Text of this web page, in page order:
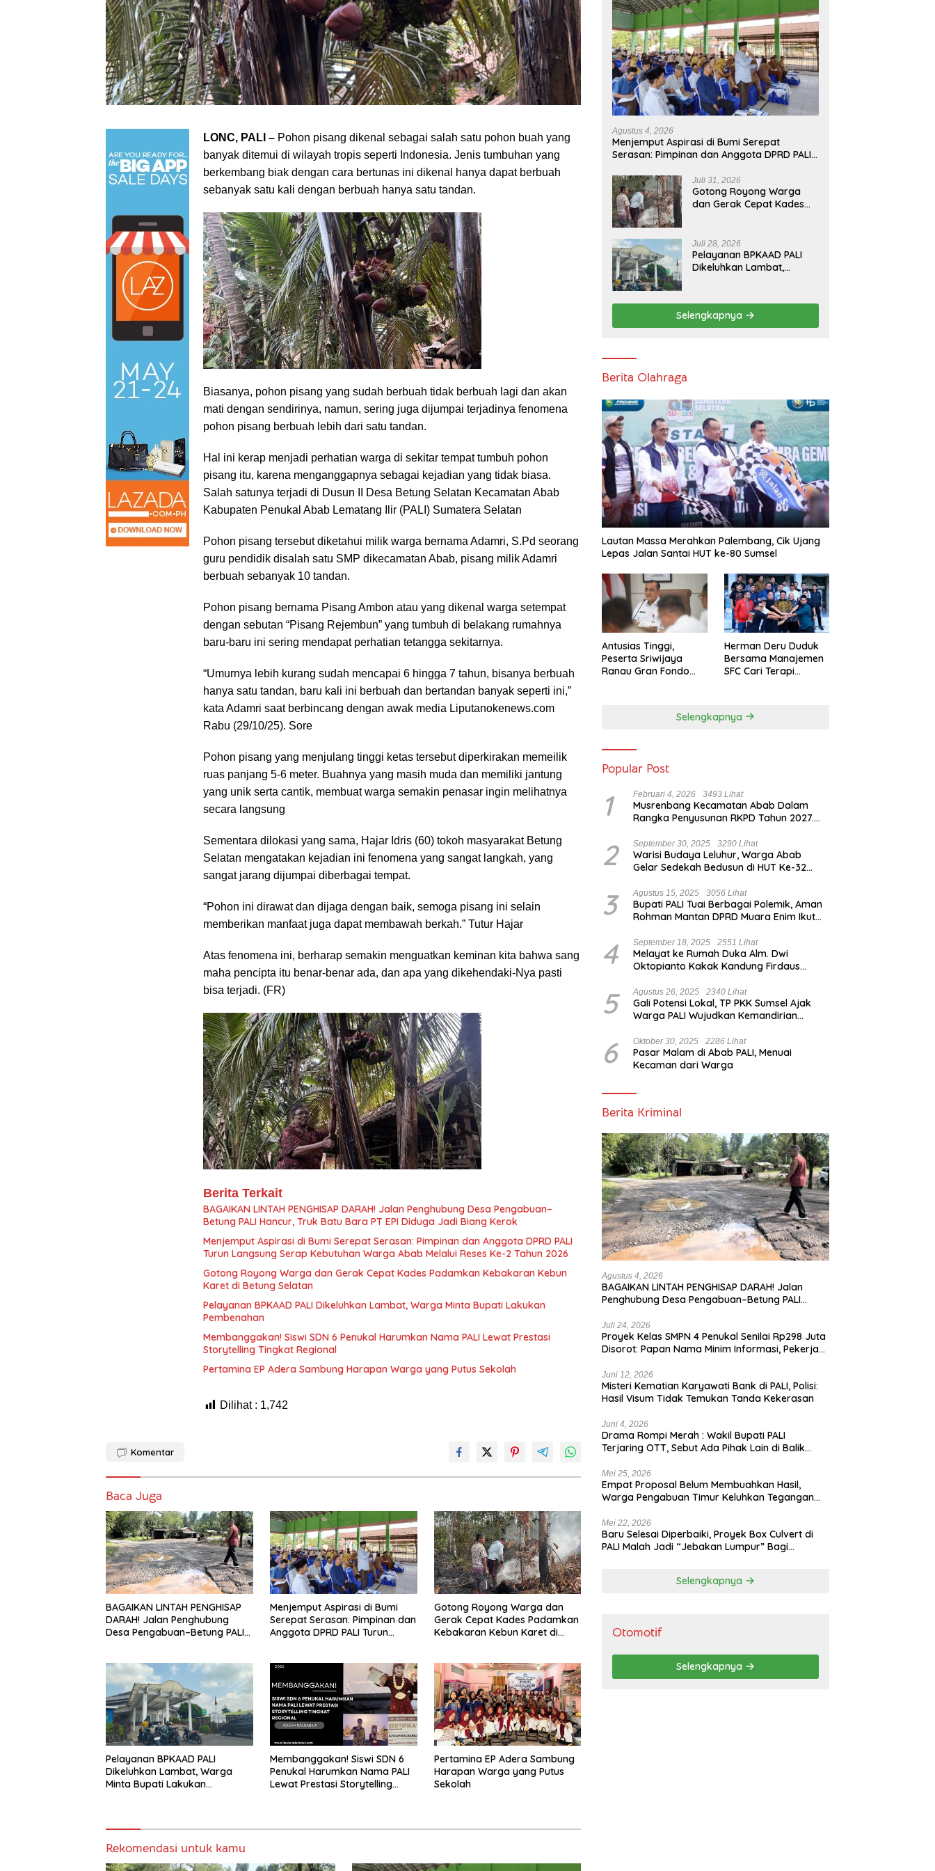
LONC, PALI – Pohon pisang dikenal sebagai salah satu pohon buah yang
banyak ditemui di wilayah tropis seperti Indonesia. Jenis tumbuhan yang
berkembang biak dengan cara bertunas ini dikenal hanya dapat berbuah
sebanyak satu kali dengan berbuah hanya satu tandan.
Biasanya, pohon pisang yang sudah berbuah tidak berbuah lagi dan akan
mati dengan sendirinya, namun, sering juga dijumpai terjadinya fenomena
pohon pisang berbuah lebih dari satu tandan.
Hal ini kerap menjadi perhatian warga di sekitar tempat tumbuh pohon
pisang itu, karena menganggapnya sebagai kejadian yang tidak biasa.
Salah satunya terjadi di Dusun II Desa Betung Selatan Kecamatan Abab
Kabupaten Penukal Abab Lematang Ilir (PALI) Sumatera Selatan
Pohon pisang tersebut diketahui milik warga bernama Adamri, S.Pd seorang
guru pendidik disalah satu SMP dikecamatan Abab, pisang milik Adamri
berbuah sebanyak 10 tandan.
Pohon pisang bernama Pisang Ambon atau yang dikenal warga setempat
dengan sebutan “Pisang Rejembun” yang tumbuh di belakang rumahnya
baru-baru ini sering mendapat perhatian tetangga sekitarnya.
“Umurnya lebih kurang sudah mencapai 6 hingga 7 tahun, bisanya berbuah
hanya satu tandan, baru kali ini berbuah dan bertandan banyak seperti ini,”
kata Adamri saat berbincang dengan awak media Liputanokenews.com
Rabu (29/10/25). Sore
Pohon pisang yang menjulang tinggi ketas tersebut diperkirakan memeilik
ruas panjang 5-6 meter. Buahnya yang masih muda dan memiliki jantung
yang unik serta cantik, membuat warga semakin penasar ingin melihatnya
secara langsung
Sementara dilokasi yang sama, Hajar Idris (60) tokoh masyarakat Betung
Selatan mengatakan kejadian ini fenomena yang sangat langkah, yang
sangat jarang dijumpai diberbagai tempat.
“Pohon ini dirawat dan dijaga dengan baik, semoga pisang ini selain
memberikan manfaat juga dapat membawah berkah.” Tutur Hajar
Atas fenomena ini, berharap semakin menguatkan keminan kita bahwa sang
maha pencipta itu benar-benar ada, dan apa yang dikehendaki-Nya pasti
bisa terjadi. (FR)
Berita Terkait
BAGAIKAN LINTAH PENGHISAP DARAH! Jalan Penghubung Desa Pengabuan–
Betung PALI Hancur, Truk Batu Bara PT EPI Diduga Jadi Biang Kerok
Menjemput Aspirasi di Bumi Serepat Serasan: Pimpinan dan Anggota DPRD PALI
Turun Langsung Serap Kebutuhan Warga Abab Melalui Reses Ke-2 Tahun 2026
Gotong Royong Warga dan Gerak Cepat Kades Padamkan Kebakaran Kebun
Karet di Betung Selatan
Pelayanan BPKAAD PALI Dikeluhkan Lambat, Warga Minta Bupati Lakukan
Pembenahan
Membanggakan! Siswi SDN 6 Penukal Harumkan Nama PALI Lewat Prestasi
Storytelling Tingkat Regional
Pertamina EP Adera Sambung Harapan Warga yang Putus Sekolah
Dilihat : 1,742
Komentar
Baca Juga
BAGAIKAN LINTAH PENGHISAP
DARAH! Jalan Penghubung
Desa Pengabuan–Betung PALI
Menjemput Aspirasi di Bumi
Serepat Serasan: Pimpinan dan
Anggota DPRD PALI Turun
2 Tahun 2026
Gotong Royong Warga dan
Gerak Cepat Kades Padamkan
Kebakaran Kebun Karet di
Pelayanan BPKAAD PALI
Dikeluhkan Lambat, Warga
Minta Bupati Lakukan
Membanggakan! Siswi SDN 6
Penukal Harumkan Nama PALI
Lewat Prestasi Storytelling
Pertamina EP Adera Sambung
Harapan Warga yang Putus
Sekolah
Rekomendasi untuk kamu
Agustus 4, 2026
Menjemput Aspirasi di Bumi Serepat
Serasan: Pimpinan dan Anggota DPRD PALI
Abab Melalui Reses Ke-2 Tahun 2026
Juli 31, 2026
Gotong Royong Warga
dan Gerak Cepat Kades
Selatan
Juli 28, 2026
Pelayanan BPKAAD PALI
Dikeluhkan Lambat,
Selengkapnya
Berita Olahraga
Lautan Massa Merahkan Palembang, Cik Ujang
Lepas Jalan Santai HUT ke-80 Sumsel
Antusias Tinggi,
Peserta Sriwijaya
Ranau Gran Fondo
Herman Deru Duduk
Bersama Manajemen
SFC Cari Terapi
Selengkapnya
Popular Post
1 Februari 4, 2026 3493 Lihat
Musrenbang Kecamatan Abab Dalam
Rangka Penyusunan RKPD Tahun 2027.
Strategis
2 September 30, 2025 3290 Lihat
Warisi Budaya Leluhur, Warga Abab
Gelar Sedekah Bedusun di HUT Ke-32
3 Agustus 15, 2025 3056 Lihat
Bupati PALI Tuai Berbagai Polemik, Aman
Rohman Mantan DPRD Muara Enim Ikut
4 September 18, 2025 2551 Lihat
Melayat ke Rumah Duka Alm. Dwi
Oktopianto Kakak Kandung Firdaus
Turut Berduka Cita.
5 Agustus 26, 2025 2340 Lihat
Gali Potensi Lokal, TP PKK Sumsel Ajak
Warga PALI Wujudkan Kemandirian
6 Oktober 30, 2025 2286 Lihat
Pasar Malam di Abab PALI, Menuai
Kecaman dari Warga
Berita Kriminal
Agustus 4, 2026
BAGAIKAN LINTAH PENGHISAP DARAH! Jalan
Penghubung Desa Pengabuan–Betung PALI
Biang Kerok
Juli 24, 2026
Proyek Kelas SMPN 4 Penukal Senilai Rp298 Juta
Disorot: Papan Nama Minim Informasi, Pekerja
Juni 12, 2026
Misteri Kematian Karyawati Bank di PALI, Polisi:
Hasil Visum Tidak Temukan Tanda Kekerasan
Juni 4, 2026
Drama Rompi Merah : Wakil Bupati PALI
Terjaring OTT, Sebut Ada Pihak Lain di Balik
Mei 25, 2026
Empat Proposal Belum Membuahkan Hasil,
Warga Pengabuan Timur Keluhkan Tegangan
Mei 22, 2026
Baru Selesai Diperbaiki, Proyek Box Culvert di
PALI Malah Jadi “Jebakan Lumpur” Bagi
Selengkapnya
Otomotif
Selengkapnya